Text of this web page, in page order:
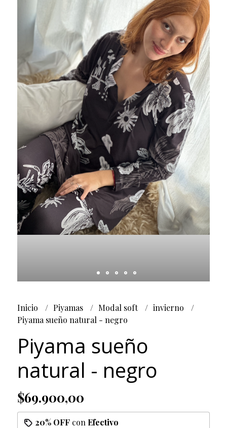
Inicio Piyamas Modal soft
invierno
Piyama sueño natural - negro
Piyama sueño
natural - negro
$69.900,00
20% OFFcon Efectivo